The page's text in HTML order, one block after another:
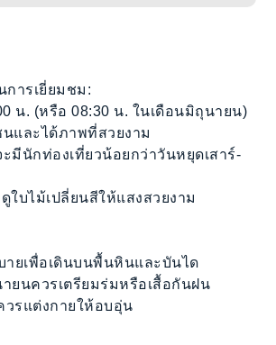
การเยี่ยมชม:
น. (หรือ 08:30 น. ในเดือนมิถุนายน)
นและได้ภาพที่สวยงาม
มีนักท่องเที่ยวน้อยกว่าวันหยุดเสาร์-
บไม้เปลี่ยนสีให้แสงสวยงาม
ายเพื่อเดินบนพื้นหินและบันได
ยนควรเตรียมร่มหรือเสื้อกันฝน
รแต่งกายให้อบอุ่น